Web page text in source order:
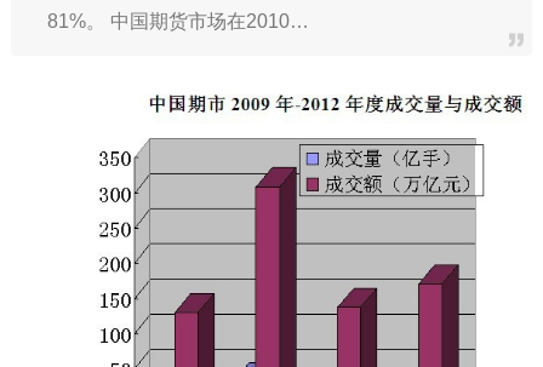
81%。 中国期货市场在2010…